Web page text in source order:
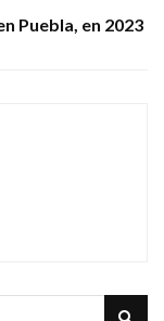
Puebla, en 2023